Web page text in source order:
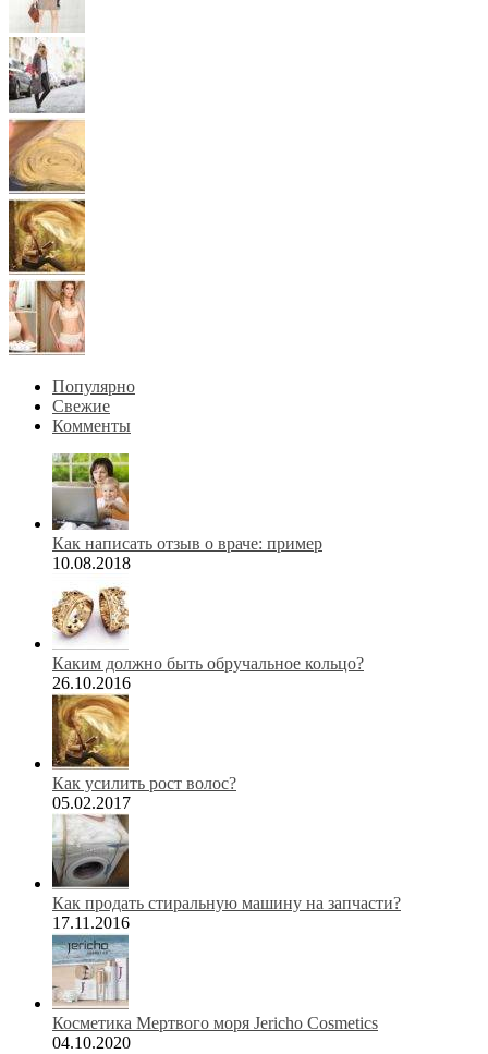
Популярно
Свежие
Комменты
Как написать отзыв о враче: пример
10.08.2018
Каким должно быть обручальное кольцо?
26.10.2016
Как усилить рост волос?
05.02.2017
Как продать стиральную машину на запчасти?
17.11.2016
Косметика Мертвого моря Jericho Cosmetics
04.10.2020